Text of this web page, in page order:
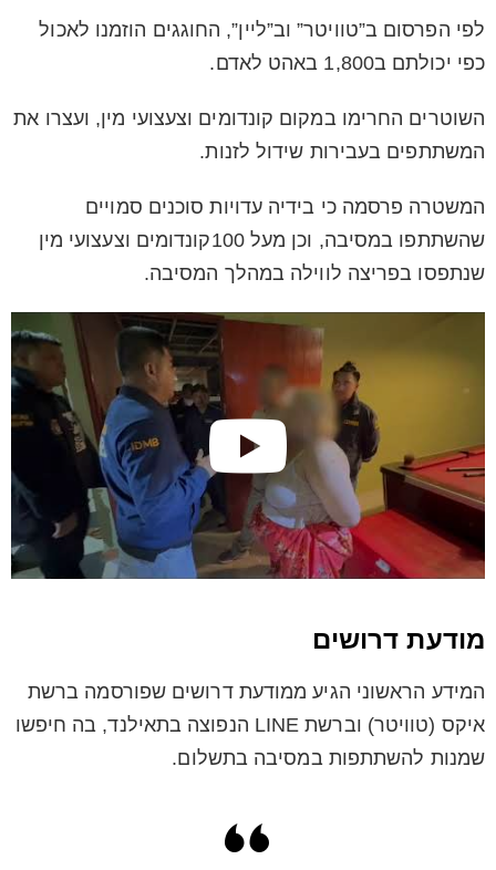
לפי הפרסום ב”טוויטר” וב”ליין”, החוגגים הוזמנו לאכול
כפי יכולתם ב1,800 באהט לאדם.
השוטרים החרימו במקום קונדומים וצעצועי מין, ועצרו את
המשתתפים בעבירות שידול לזנות.
המשטרה פרסמה כי בידיה עדויות סוכנים סמויים
שהשתתפו במסיבה, וכן מעל 100קונדומים וצעצועי מין
שנתפסו בפריצה לווילה במהלך המסיבה.
מודעת דרושים
המידע הראשוני הגיע ממודעת דרושים שפורסמה ברשת
איקס (טוויטר) וברשת LINE הנפוצה בתאילנד, בה חיפשו
שמנות להשתתפות במסיבה בתשלום.